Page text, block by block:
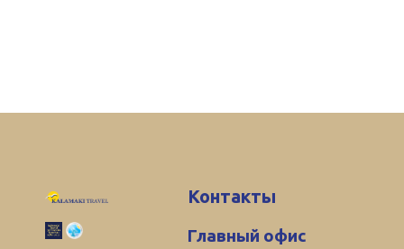
Контакты
Главный офис